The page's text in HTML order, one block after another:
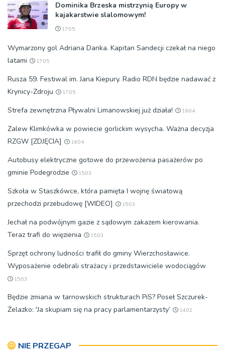
Dominika Brzeska mistrzynią Europy w
kajakarstwie slalomowym!
17:05
Wymarzony gol Adriana Danka. Kapitan Sandecji czekał na niego
latami
17:05
Rusza 59. Festiwal im. Jana Kiepury. Radio RDN będzie nadawać z
Krynicy-Zdroju
17:05
Strefa zewnętrzna Pływalni Limanowskiej już działa! 16:04
Zalew Klimkówka w powiecie gorlickim wysycha. Ważna decyzja
RZGW [ZDJĘCIA]
16:04
Autobusy elektryczne gotowe do przewożenia pasażerów po
gminie Podegrodzie
15:03
Szkoła w Staszkówce, która pamięta I wojnę światową
przechodzi przebudowę [WIDEO]
15:03
Jechał na podwójnym gazie z sądowym zakazem kierowania.
Teraz trafi do więzienia
15:03
Sprzęt ochrony ludności trafił do gminy Wierzchosławice.
Wyposażenie odebrali strażacy i przedstawiciele wodociągów
15:03
Będzie zmiana w tarnowskich strukturach PiS? Poseł Szczurek-
Żelazko: 'Ja skupiam się na pracy parlamentarzysty’
14:02
NIE PRZEGAP